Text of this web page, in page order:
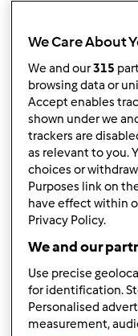
Iniciar sessão
Sicaf (não verificado)
Qua, 2010-12-15 15:27
Aqui no forum há
We Care About
We and our315
browsing data or
Accept enables
shown under we
trackers are
as relevant to you.
choices or
Purposes link on
have effect within
Privacy Policy.
We and our
Use precise
for identification.
Personalised
measurement,